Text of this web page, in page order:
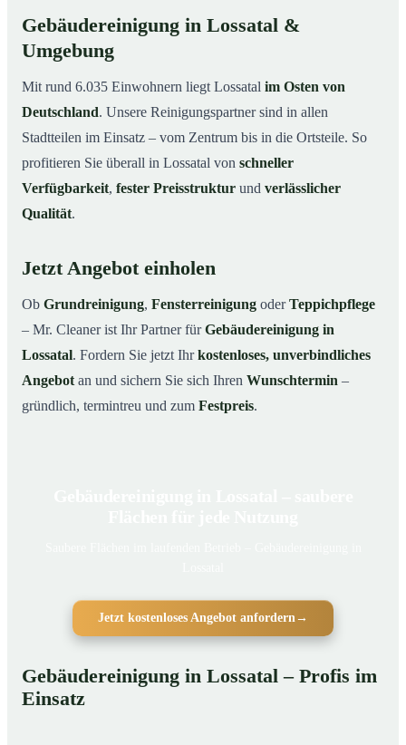
Gebäudereinigung in Lossatal &
Umgebung
Mit rund 6.035 Einwohnern liegt Lossatal im Osten von
Deutschland. Unsere Reinigungspartner sind in allen
Stadtteilen im Einsatz – vom Zentrum bis in die Ortsteile. So
profitieren Sie überall in Lossatal von schneller
Verfügbarkeit, fester Preisstruktur und verlässlicher
Qualität.
Jetzt Angebot einholen
Ob Grundreinigung, Fensterreinigung oderTeppichpflege
– Mr. Cleaner ist Ihr Partner fürGebäudereinigung in
Lossatal. Fordern Sie jetzt Ihrkostenloses, unverbindliches
Angebot an und sichern Sie sich Ihren Wunschtermin –
gründlich, termintreu und zum Festpreis.
Jetzt kostenloses Angebot anfordern→
Gebäudereinigung in Lossatal – Profis im
Einsatz